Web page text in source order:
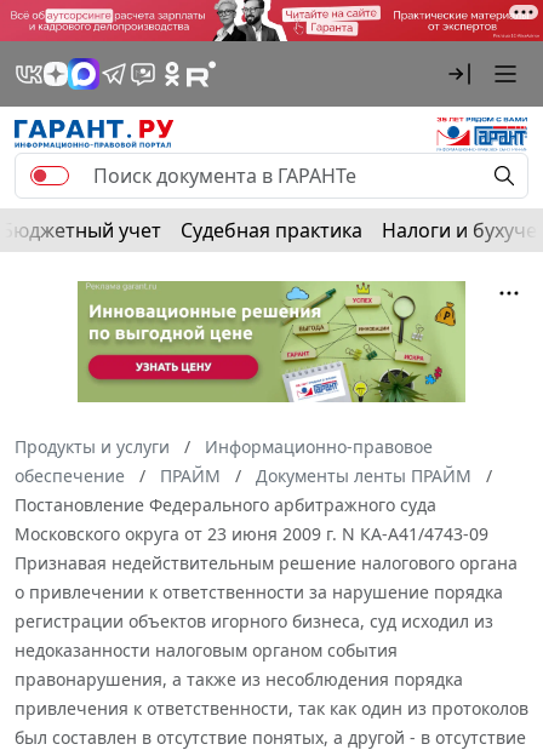
Бюджетный учет Судебная практика Налоги и
Продукты и услуги
Информационно-правовое
обеспечение
ПРАЙМ
Документы ленты ПРАЙМ
Постановление Федерального арбитражного суда
Московского округа от 23 июня 2009 г. N КА-А41/4743-09
Признавая недействительным решение налогового органа
о привлечении к ответственности за нарушение порядка
регистрации объектов игорного бизнеса, суд исходил из
недоказанности налоговым органом события
правонарушения, а также из несоблюдения порядка
привлечения к ответственности, так как один из протоколов
был составлен в отсутствие понятых, а другой - в отсутствие